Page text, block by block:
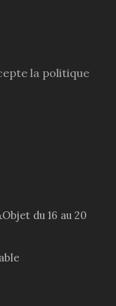
la politique
du 16 au 20